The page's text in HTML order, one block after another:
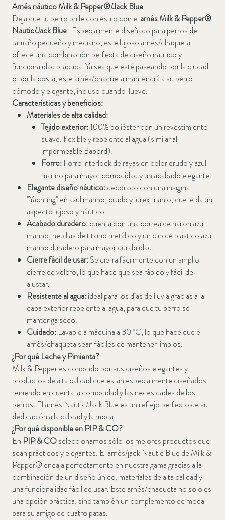
Arnés náutico Milk & Pepper®/Jack Blue
Deja que tu perro brille con estilo con el arnés Milk & Pepper®
Nautic/Jack Blue. Especialmente diseñado para perros de
tamaño pequeño y mediano, este lujoso arnés/chaqueta
ofrece una combinación perfecta de diseño náutico y
funcionalidad práctica. Ya sea que esté paseando por la ciudad
o por la costa, este arnés/chaqueta mantendrá a su perro
cómodo y elegante, incluso cuando llueve.
Características y beneficios:
Materiales de alta calidad:
Tejido exterior:100% poliéster con un revestimiento
suave, flexible y repelente al agua (similar al
impermeable Babord).
Forro:Forro interlock de rayas en color crudo y azul
marino para mayor comodidad y un acabado elegante.
Elegante diseño náutico:decorado con una insignia
"Yachting" en azul marino, crudo y lurex titanio, que le da un
aspecto lujoso y náutico.
Acabado duradero:cuenta con una correa de nailon azul
marino, hebillas de titanio metálico y un clip de plástico azul
marino duradero para mayor durabilidad.
Cierre fácil de usar:Se cierra fácilmente con un amplio
cierre de velcro, lo que hace que sea rápido y fácil de
ajustar.
Resistente al agua:ideal para los días de lluvia gracias a la
capa exterior repelente al agua, para que tu perro se
mantenga seco.
Cuidado:Lavable a máquina a 30 °C, lo que hace que el
arnés/chaqueta sean fáciles de mantener limpios.
¿Por qué Leche y Pimienta?
Milk & Pepper es conocido por sus diseños elegantes y
productos de alta calidad que están especialmente diseñados
teniendo en cuenta la comodidad y las necesidades de los
perros. El arnés Nautic/Jack Blue es un reflejo perfecto de su
dedicación a la calidad y la moda.
¿Por qué disponible en PIP & CO?
En PIP & COseleccionamos sólo los mejores productos que
sean prácticos y elegantes. El arnés/jack Nautic Blue de Milk &
Pepper® encaja perfectamente en nuestra gama gracias a la
combinación de un diseño único, materiales de alta calidad y
una funcionalidad fácil de usar. Este arnés/chaqueta no solo es
una opción práctica, sino también un complemento de moda
para su amigo de cuatro patas.